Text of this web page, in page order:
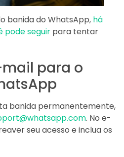
banida do WhatsApp, há
pode seguir para tentar
mail para o
banida permanentemente,
. No e-
seu acesso e inclua os